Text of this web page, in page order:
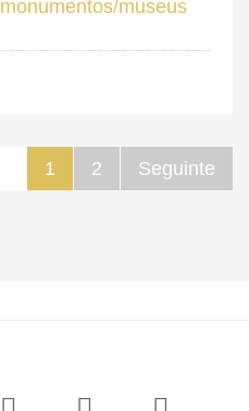
monumentos/museus
1 2 Seguinte